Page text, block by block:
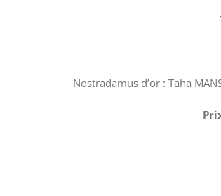
Nostradamus d’or : Taha